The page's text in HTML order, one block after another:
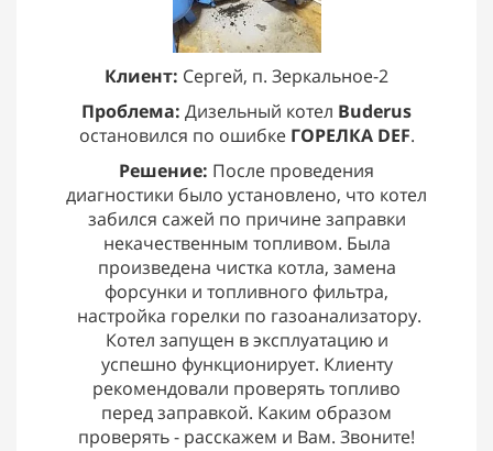
Клиент: Сергей, п. Зеркальное-2
Проблема: Дизельный котел Buderus
остановился по ошибке ГОРЕЛКА DEF.
Решение: После проведения
диагностики было установлено, что котел
забился сажей по причине заправки
некачественным топливом. Была
произведена чистка котла, замена
форсунки и топливного фильтра,
настройка горелки по газоанализатору.
Котел запущен в эксплуатацию и
успешно функционирует. Клиенту
рекомендовали проверять топливо
перед заправкой. Каким образом
проверять - расскажем и Вам. Звоните!